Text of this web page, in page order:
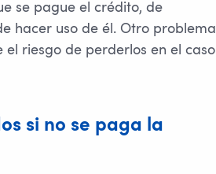
se pague el crédito, de
hacer uso de él. Otro problema
el riesgo de perderlos en el caso
si no se paga la